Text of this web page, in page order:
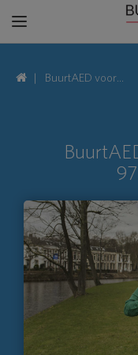
BuurtAED voor
Westerveen, 9751